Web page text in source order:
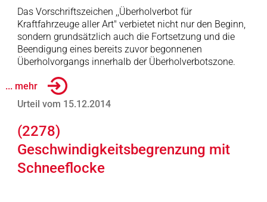
Das Vorschriftszeichen ,,Überholverbot für
Kraftfahrzeuge aller Art" verbietet nicht nur den Beginn,
sondern grundsätzlich auch die Fortsetzung und die
Beendigung eines bereits zuvor begonnenen
Überholvorgangs innerhalb der Überholverbotszone.
... mehr
Urteil vom 15.12.2014
(2278)
Geschwindigkeitsbegrenzung mit
Schneeflocke